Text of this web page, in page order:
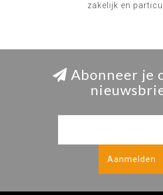
zakelijk en
Abonneer je
Aanmelden